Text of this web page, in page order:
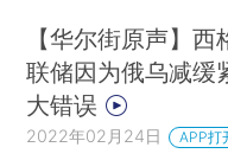
【华尔街原声】
联储因为俄乌减缓
大错误
2022年02月24日 APP打